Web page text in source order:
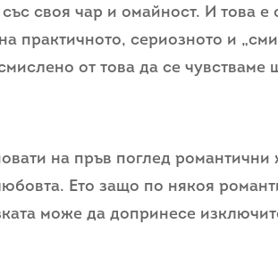
своя чар и омайност. И това е
практичното, сериозното и
от това да се чувстваме
на пръв поглед романтични
Ето защо по някоя
може да допринесе